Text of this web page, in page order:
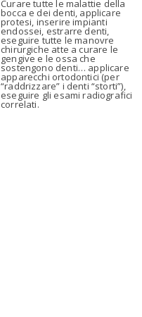
Curare tutte le malattie della
bocca e dei denti, applicare
protesi, inserire impianti
endossei, estrarre denti,
eseguire tutte le manovre
chirurgiche atte a curare le
gengive e le ossa che
sostengono denti… applicare
apparecchi ortodontici (per
“raddrizzare” i denti “storti”),
eseguire gli esami radiografici
correlati.